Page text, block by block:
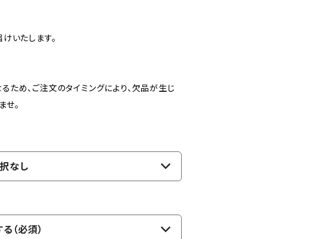
いたします。
め、ご注文のタイミングにより、欠品が生じ
せ。
なし
（必須）